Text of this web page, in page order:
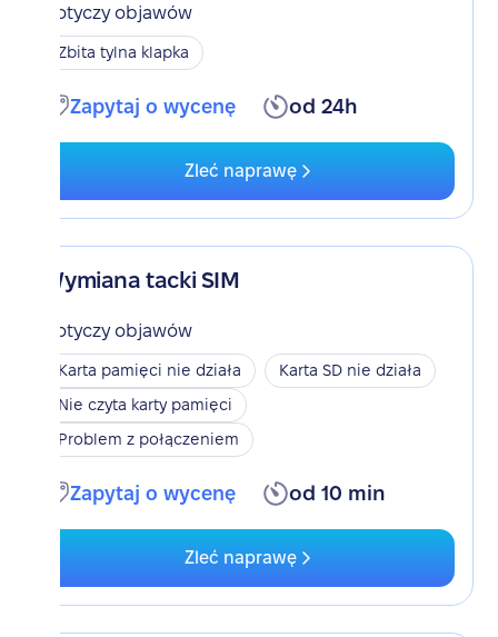
Dotyczy objawów
Zbita tylna klapka
Zapytaj o wycenę od 24h
Zleć naprawę
Wymiana tacki SIM
Dotyczy objawów
Karta pamięci nie działa
Karta SD nie działa
Nie czyta karty pamięci
Problem z połączeniem
Zapytaj o wycenę od 10 min
Zleć naprawę